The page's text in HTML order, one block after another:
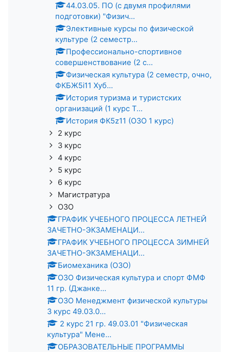
44.03.05. ПО (с двумя профилями
подготовки) "Физич...
Элективные курсы по физической
культуре (2 семестр...
Профессионально-спортивное
совершенствование (2 с...
Физическая культура (2 семестр, очно,
ФКБЖ5i11 Хуб...
История туризма и туристских
организаций (1 курс Т...
История ФК5z11 (ОЗО 1 курс)
2 курс
3 курс
4 курс
5 курс
6 курс
Магистратура
ОЗО
ГРАФИК УЧЕБНОГО ПРОЦЕССА ЛЕТНЕЙ
ЗАЧЕТНО-ЭКЗАМЕНАЦИ...
ГРАФИК УЧЕБНОГО ПРОЦЕССА ЗИМНЕЙ
ЗАЧЕТНО-ЭКЗАМЕНАЦИ...
Биомеханика (ОЗО)
ОЗО Физическая культура и спорт ФМФ
11 гр. (Джанке...
ОЗО Менеджмент физической культуры
3 курс 49.03.0...
2 курс 21 гр. 49.03.01 "Физическая
культура" Мене...
ОБРАЗОВАТЕЛЬНЫЕ ПРОГРАММЫ